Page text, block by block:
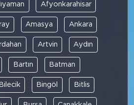
Afyonkarahisar
Amasya Ankara
Artvin Aydın
Bartın Batman
Bilecik Bingöl Bitlis